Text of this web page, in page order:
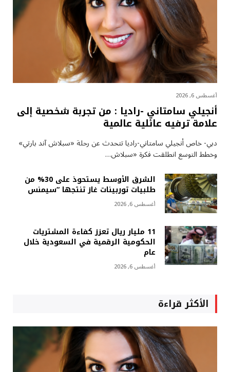
أغسطس 6, 2026
أنجيلي سامتاني -راديا : من تجربة شخصية إلى
علامة ترفيه عائلية عالمية
دبي- خاص أنجيلي سامتاني-راديا تتحدث عن رحلة «سبلاش آند بارتي»
وخطط التوسع انطلقت فكرة «سبلاش…
الشرق الأوسط يستحوذ على 30% من
طلبيات توربينات غاز تنتجها “سيمنس
أغسطس 6, 2026
11 مليار ريال تعزز كفاءة المشتريات
الحكومية الرقمية في السعودية خلال
عام
أغسطس 6, 2026
الأكثر قراءة